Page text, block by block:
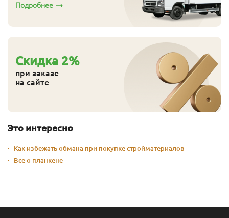
Подробнее
Cкидка 2%
при заказе
на сайте
Это интересно
Как избежать обмана при покупке стройматериалов
Все о планкене